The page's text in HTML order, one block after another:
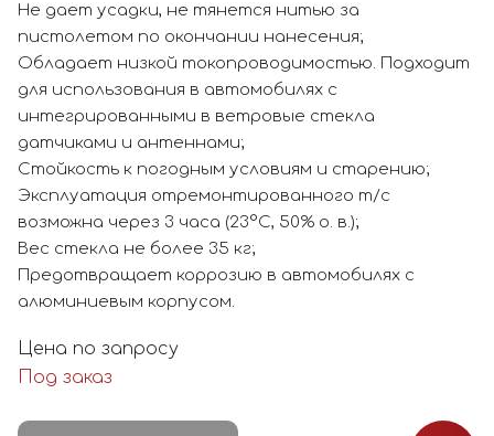
Не дает усадки, не тянется нитью за
пистолетом по окончании нанесения;
Обладает низкой токопроводимостью. Подходит
для использования в автомобилях с
интегрированными в ветровые стекла
датчиками и антеннами;
Стойкость к погодным условиям и старению;
Эксплуатация отремонтированного т/с
возможна через 3 часа (23°C, 50% о. в.);
Вес стекла не более 35 кг;
Предотвращает коррозию в автомобилях с
алюминиевым корпусом.
Цена по запросу
Под заказ